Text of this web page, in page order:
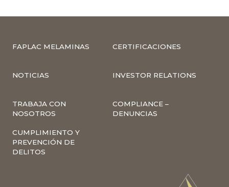
FAPLAC MELAMINAS CERTIFICACIONES
NOTICIAS INVESTOR RELATIONS
TRABAJA CON
NOSOTROS
COMPLIANCE –
DENUNCIAS
CUMPLIMIENTO Y
PREVENCIÓN DE
DELITOS